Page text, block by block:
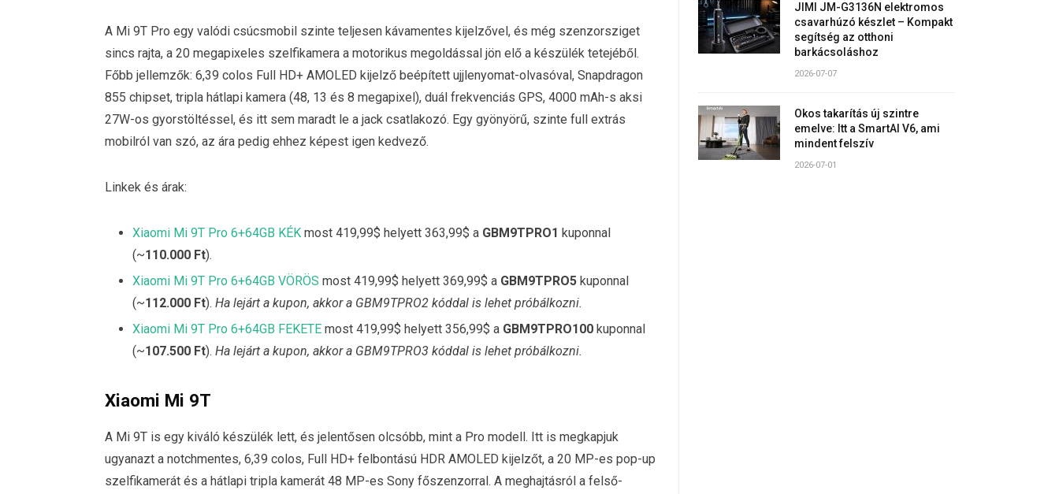
A Mi 9T Pro egy valódi csúcsmobil szinte teljesen kávamentes kijelzővel, és még szenzorsziget
sincs rajta, a 20 megapixeles szelfikamera a motorikus megoldással jön elő a készülék tetejéből.
Főbb jellemzők: 6,39 colos Full HD+ AMOLED kijelző beépített ujjlenyomat-olvasóval, Snapdragon
855 chipset, tripla hátlapi kamera (48, 13 és 8 megapixel), duál frekvenciás GPS, 4000 mAh-s aksi
27W-os gyorstöltéssel, és itt sem maradt le a jack csatlakozó. Egy gyönyörű, szinte full extrás
mobilról van szó, az ára pedig ehhez képest igen kedvező.
Linkek és árak:
Xiaomi Mi 9T Pro 6+64GB KÉK most 419,99$ helyett 363,99$ a GBM9TPRO1 kuponnal
(~110.000 Ft).
Xiaomi Mi 9T Pro 6+64GB VÖRÖS most 419,99$ helyett 369,99$ a GBM9TPRO5 kuponnal
(~112.000 Ft). Ha lejárt a kupon, akkor a GBM9TPRO2 kóddal is lehet próbálkozni.
Xiaomi Mi 9T Pro 6+64GB FEKETE most 419,99$ helyett 356,99$ a GBM9TPRO100 kuponnal
(~107.500 Ft). Ha lejárt a kupon, akkor a GBM9TPRO3 kóddal is lehet próbálkozni.
Xiaomi Mi 9T
A Mi 9T is egy kiváló készülék lett, és jelentősen olcsóbb, mint a Pro modell. Itt is megkapjuk
ugyanazt a notchmentes, 6,39 colos, Full HD+ felbontású HDR AMOLED kijelzőt, a 20 MP-es pop-up
szelfikamerát és a hátlapi tripla kamerát 48 MP-es Sony főszenzorral. A meghajtásról a felső-
JIMI JM-G3136N elektromos
csavarhúzó készlet – Kompakt
segítség az otthoni
barkácsoláshoz
2026-07-07
Okos takarítás új szintre
emelve: Itt a SmartAI V6, ami
mindent felszív
2026-07-01